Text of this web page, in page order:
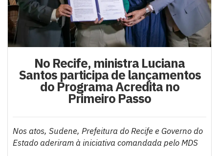
No Recife, ministra Luciana
Santos participa de lançamentos
do Programa Acredita no
Primeiro Passo
Nos atos, Sudene, Prefeitura do Recife e Governo do
Estado aderiram à iniciativa comandada pelo MDS